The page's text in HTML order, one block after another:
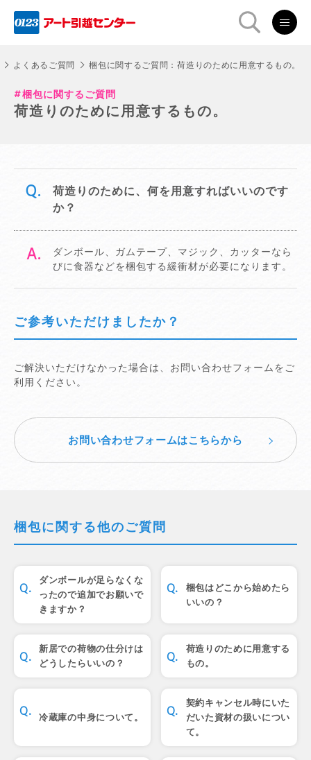
よくあるご質問 梱包に関するご質問：荷造りのために用意するもの。
梱包に関するご質問
荷造りのために用意するもの。
荷造りのために、何を用意すればいいのです
か？
ダンボール、ガムテープ、マジック、カッターなら
びに食器などを梱包する緩衝材が必要になります。
ご参考いただけましたか？
ご解決いただけなかった場合は、お問い合わせフォームをご
利用ください。
お問い合わせフォームはこちらから
梱包に関する他のご質問
ダンボールが足らなくな
ったので追加でお願いで
きますか？
梱包はどこから始めたら
いいの？
新居での荷物の仕分けは
どうしたらいいの？
荷造りのために用意する
もの。
冷蔵庫の中身について。
契約キャンセル時にいた
だいた資材の扱いについ
て。